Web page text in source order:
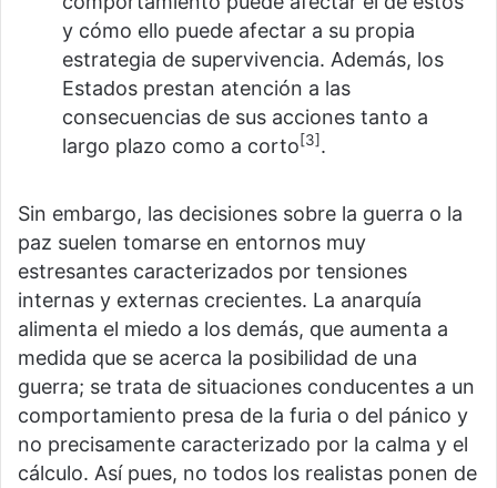
y cómo ello puede afectar a su propia
estrategia de supervivencia. Además, los
Estados prestan atención a las
consecuencias de sus acciones tanto a
largo plazo como a corto[3].
Sin embargo, las decisiones sobre la guerra o la
paz suelen tomarse en entornos muy
estresantes caracterizados por tensiones
internas y externas crecientes. La anarquía
alimenta el miedo a los demás, que aumenta a
medida que se acerca la posibilidad de una
guerra; se trata de situaciones conducentes a un
comportamiento presa de la furia o del pánico y
no precisamente caracterizado por la calma y el
cálculo. Así pues, no todos los realistas ponen de